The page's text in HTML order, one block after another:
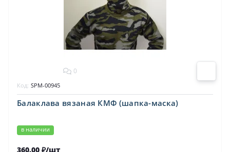
0
Балаклава вязаная КМФ (шапка-маска)
в наличии
Код: SPM-00945
360.00 ₽/шт